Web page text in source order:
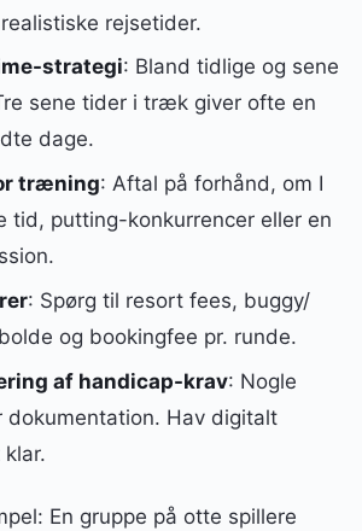
rejsetider.
strategi: Bland tidlige og sene
sene tider i træk giver ofte en
dage.
træning: Aftal på forhånd, om I
tid, putting-konkurrencer eller en
: Spørg til resort fees, buggy/
og bookingfee pr. runde.
af handicap-krav: Nogle
Hav digitalt
En gruppe på otte spillere